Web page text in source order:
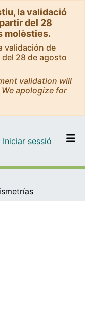
la validació
del 28
molèsties.
validación de
28 de agosto
validation will
apologize for
tot el DD
Iniciar sessió (current)